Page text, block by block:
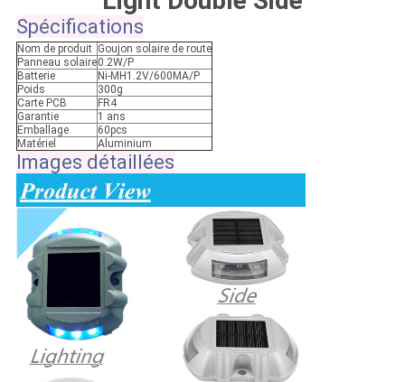
Spécifications
Nom de produit Goujon solaire de route
Panneau solaire0.2W/P
Batterie
Ni-MH1.2V/600MA/P
Poids
300g
Carte PCB
FR4
Garantie
1 ans
Emballage
60pcs
Matériel
Aluminium
Images détaillées